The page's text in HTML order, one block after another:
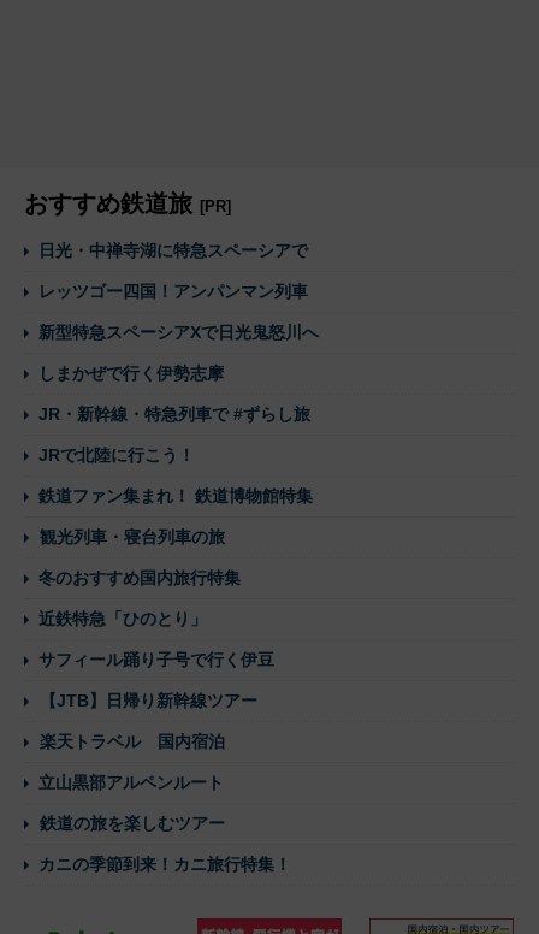
おすすめ鉄道旅 [PR]
日光・中禅寺湖に特急スペーシアで
レッツゴー四国！アンパンマン列車
新型特急スペーシアXで日光鬼怒川へ
しまかぜで行く伊勢志摩
JR・新幹線・特急列車で #ずらし旅
JRで北陸に行こう！
鉄道ファン集まれ！ 鉄道博物館特集
観光列車・寝台列車の旅
冬のおすすめ国内旅行特集
近鉄特急「ひのとり」
サフィール踊り子号で行く伊豆
【JTB】日帰り新幹線ツアー
楽天トラベル 国内宿泊
立山黒部アルペンルート
鉄道の旅を楽しむツアー
カニの季節到来！カニ旅行特集！